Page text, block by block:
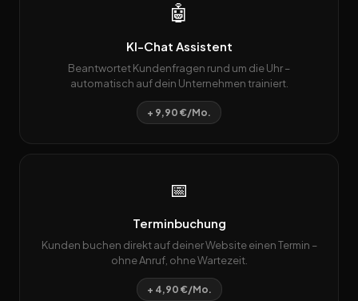
🤖
KI-Chat Assistent
Beantwortet Kundenfragen rund um die Uhr –
automatisch auf dein Unternehmen trainiert.
+ 9,90 €/Mo.
📅
Terminbuchung
Kunden buchen direkt auf deiner Website einen Termin –
ohne Anruf, ohne Wartezeit.
+ 4,90 €/Mo.